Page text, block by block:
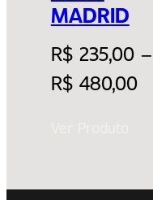
MADRID
R$235,00–
R$480,00